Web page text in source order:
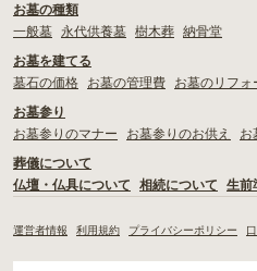
お墓の種類
一般墓
永代供養墓 樹木葬 納骨堂
お墓を建てる
墓石の価格
お墓の管理費
お墓のリフォ
お墓参り
お墓参りのマナー
お墓参りのお供え お
葬儀について
仏壇・仏具について
相続について 生前
運営者情報 利用規約 プライバシーポリシー